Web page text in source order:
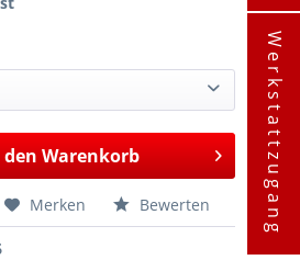
Elektrisches Bremsenentlüftungsgerät, für 5L Kanister, mit 3 Adaptern und 3,5 m Füllschlauch, 230V 403,80 €*
den Warenkorb
Merken Bewerten Werkstattzugang